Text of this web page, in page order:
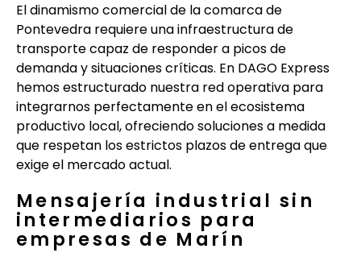
El dinamismo comercial de la comarca de
Pontevedra requiere una infraestructura de
transporte capaz de responder a picos de
demanda y situaciones críticas. En DAGO Express
hemos estructurado nuestra red operativa para
integrarnos perfectamente en el ecosistema
productivo local, ofreciendo soluciones a medida
que respetan los estrictos plazos de entrega que
exige el mercado actual.
Mensajería industrial sin
intermediarios para
empresas de Marín